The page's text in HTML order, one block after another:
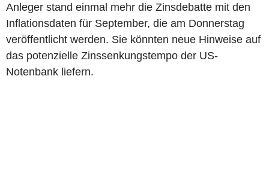
Anleger stand einmal mehr die Zinsdebatte mit den
Inflationsdaten für September, die am Donnerstag
veröffentlicht werden. Sie könnten neue Hinweise auf
das potenzielle Zinssenkungstempo der US-
Notenbank liefern.